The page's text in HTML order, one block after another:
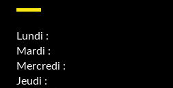
Lundi :
Mardi :
Mercredi :
Jeudi :